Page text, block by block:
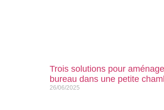
Trois solutions pour
bureau dans une petite
26/06/2025